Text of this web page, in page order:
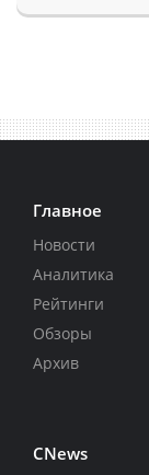
Главное
Новости
Аналитика
Рейтинги
Обзоры
Архив
CNews